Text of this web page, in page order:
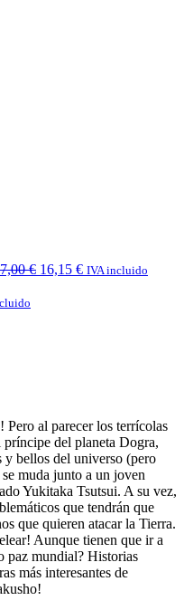
€ 16,15 € IVA incluido
al parecer los terrícolas
del planeta Dogra,
y bellos del universo (pero
muda junto a un joven
Yukitaka Tsutsui. A su vez,
que tendrán que
que quieren atacar la Tierra.
Aunque tienen que ir a
paz mundial? Historias
más interesantes de